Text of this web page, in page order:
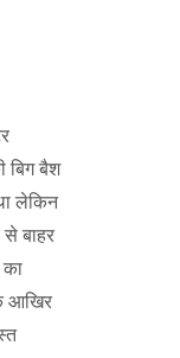
बिग बैश
लेकिन
बाहर
का
आखिर